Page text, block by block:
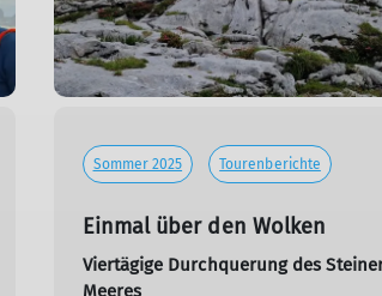
Sommer 2025 Tourenberichte
Einmal über den Wolken
Viertägige Durchquerung des
Meeres